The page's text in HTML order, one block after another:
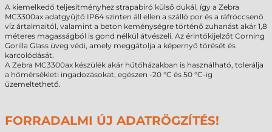
A kiemelkedő teljesítményhez strapabíró külső dukál, így a Zebra
MC3300ax adatgyűjtő IP64 szinten áll ellen a szálló por és a ráfröccsenő
víz ártalmaitól, valamint a beton keménységre történő zuhanást akár 1,8
méteres magasságból is gond nélkül átvészeli. Az érintőkijelzőt Corning
Gorilla Glass üveg védi, amely meggátolja a képernyő törését és
karcolódását.
A Zebra MC3300ax készülék akár hűtőházakban is használható, tolerálja
a hőmérsékleti ingadozásokat, egészen -20 °C és 50 °C-ig
üzemeltethető.
FORRADALMI ÚJ ADATRÖGZÍTÉS!